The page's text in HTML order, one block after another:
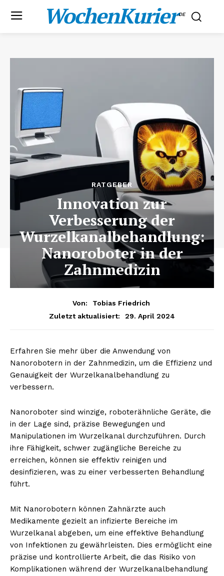
WochenKurier.DE
RATGEBER
Innovation zur
Verbesserung der
Wurzelkanalbehandlung:
Nanoroboter in der
Zahnmedizin
Von:
Tobias Friedrich
Zuletzt aktualisiert:
29. April 2024
Erfahren Sie mehr über die Anwendung von
Nanorobotern in der Zahnmedizin, um die Effizienz und
Genauigkeit der Wurzelkanalbehandlung zu
verbessern.
Nanoroboter sind winzige, roboterähnliche Geräte, die
in der Lage sind, präzise Bewegungen und
Manipulationen im Wurzelkanal durchzuführen. Durch
ihre Fähigkeit, schwer zugängliche Bereiche zu
erreichen, können sie effektiv reinigen und
desinfizieren, was zu einer verbesserten Behandlung
führt.
Mit Nanorobotern können Zahnärzte auch
Medikamente gezielt an infizierte Bereiche im
Wurzelkanal abgeben, um eine effektive Behandlung
von Infektionen zu gewährleisten. Dies ermöglicht eine
präzise und kontrollierte Arbeit, die das Risiko von
Komplikationen während der Wurzelkanalbehandlung